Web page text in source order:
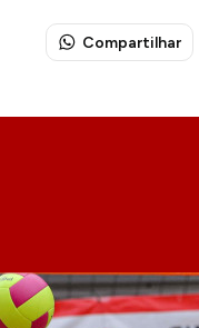
Compartilhar